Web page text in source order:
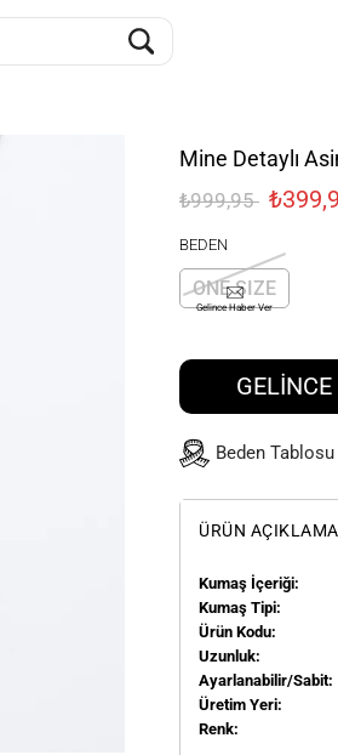
Mine Detaylı
₺999,95
BEDEN
ONE SIZE
Gelince Haber Ver
Beden Tablosu
ÜRÜN
Kumaş İçeriği:
Kumaş Tipi:
Ürün Kodu:
Uzunluk:
Ayarlanabilir/Sabit:
Üretim Yeri:
Renk: